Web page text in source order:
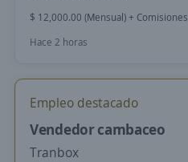
$ 12,000.00 (Mensual) + Comisiones
Hace 2 horas
Empleo destacado
Vendedor cambaceo
Tranbox